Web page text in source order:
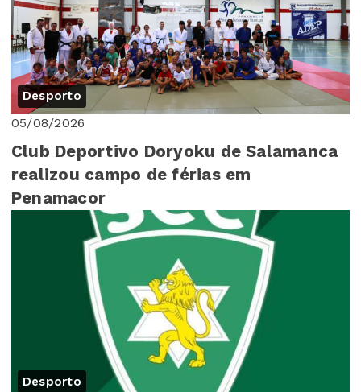
Desporto
05/08/2026
Club Deportivo Doryoku de Salamanca
realizou campo de férias em
Penamacor
Desporto